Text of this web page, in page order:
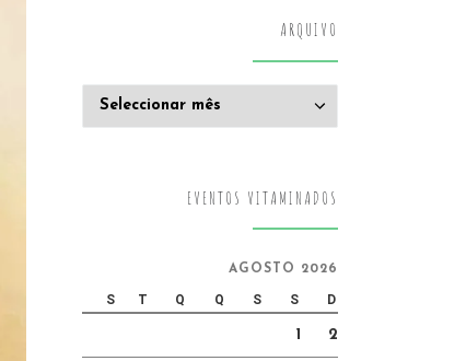
ARQUIVO
EVENTOS VITAMINADOS
AGOSTO 2026
S T Q Q S S D
1 2